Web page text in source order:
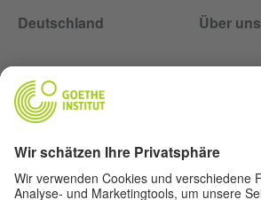
Deutschland
Über uns